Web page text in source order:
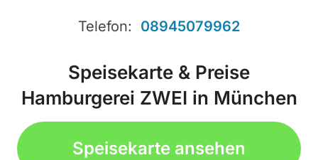
Telefon: 08945079962
Speisekarte & Preise
Hamburgerei ZWEI in München
Speisekarte ansehen